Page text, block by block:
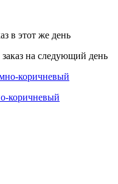
в этот же день
заказ на следующий день
коричневый